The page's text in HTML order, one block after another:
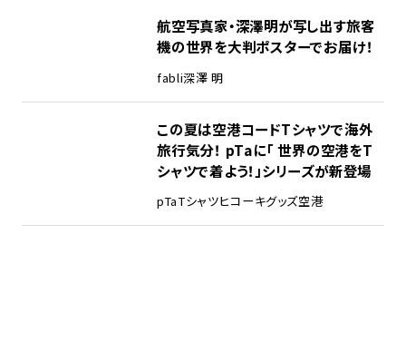
航空写真家・深澤明が写し出す旅客
機の世界を大判ポスターでお届け！
fabli深澤 明
この夏は空港コードTシャツで海外
旅行気分！ pTaに「 世界の空港をT
シャツで着よう！」シリーズが新登場
pTaTシャツヒコーキグッズ空港